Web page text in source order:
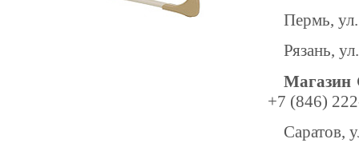
Пермь,
Рязань,
Магазин
+7 (846)
Саратов,